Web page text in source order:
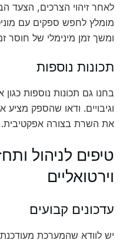
לאחר זיהוי הצרכים, הצעד
מומלץ לחפש ספקים עם
ומשך זמן מינימלי של חוסר
תכונות נוספות
בחנו גם תכונות נוספות
וגיבויים. ודאו שהספק
את השרת בצורה אפקטיבית.
טיפים לניהול
וירטואליים
עדכונים קבועים
יש לוודא שהמערכת